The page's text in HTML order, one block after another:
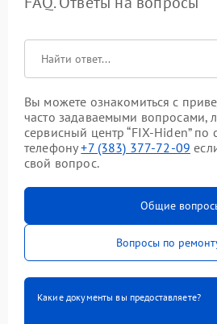
Вы можете ознакомиться с
часто задаваемыми вопросами,
сервисный центр “FIX-Hiden” по
телефону+7 (383) 377-72-09
свой вопрос.
Общие
Вопросы по
Какие документы вы предоставляете?